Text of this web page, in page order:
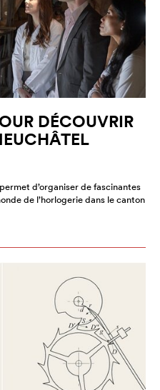
DÉCOUVRIR
d’organiser de fascinantes
de l’horlogerie dans le canton